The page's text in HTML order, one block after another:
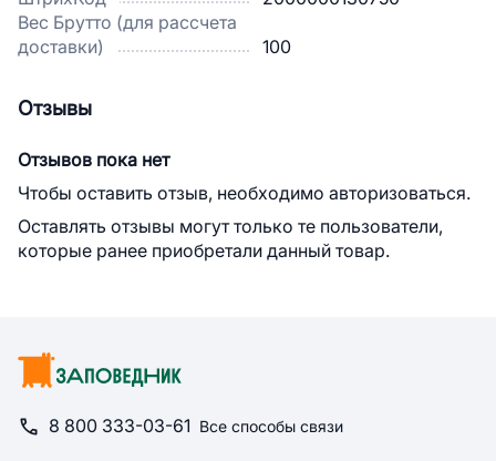
Вес Брутто (для рассчета
доставки)
100
Отзывы
Отзывов пока нет
Чтобы оставить отзыв, необходимо авторизоваться.
Оставлять отзывы могут только те пользователи,
которые ранее приобретали данный товар.
8 800 333-03-61 Все способы связи